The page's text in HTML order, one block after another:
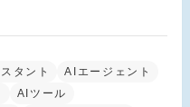
タント
AIエージェント
AIツール